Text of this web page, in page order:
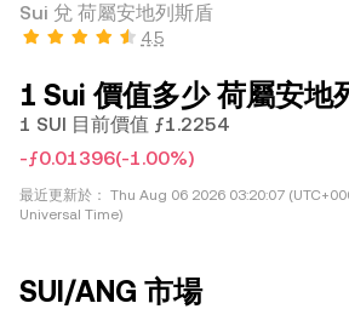
Sui 兌 荷屬安地列斯盾
4.5
1 Sui 價值多少 荷屬安地
1 SUI 目前價值 ƒ1.2254
-ƒ0.01396(-1.00%)
最近更新於： Thu Aug 06 2026 03:20:07
Universal Time)
SUI/ANG 市場